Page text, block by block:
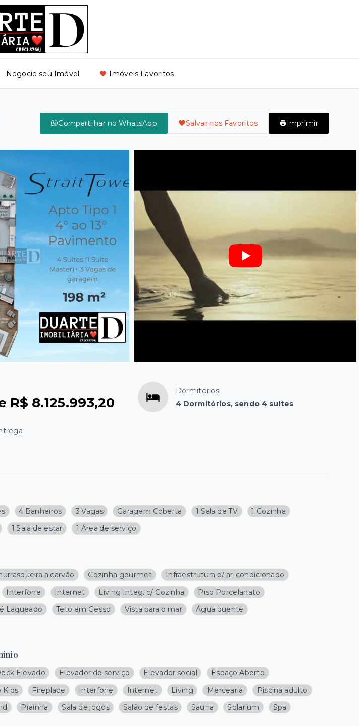
Negocie seu Imóvel Imóveis Favoritos
Compartilhar no WhatsApp Salvar nos Favoritos Imprimir
R$ 8.125.993,20
Dormitórios
4 Dormitórios, sendo 4 suítes
4 Banheiros 3 Vagas Garagem Coberta 1 Sala de TV
1 Cozinha
1 Sala de estar 1 Área de serviço
a carvão Cozinha gourmet
Infraestrutura p/ ar-condicionado
Interfone Internet Living Integ. c/ Cozinha
Piso Porcelanato
Laqueado Teto em Gesso Vista para o mar
Água quente
Elevado Elevador de serviço Elevador social
Espaço Aberto
Kids Fireplace Interfone Internet Living Mercearia
Piscina adulto
Prainha Sala de jogos Salão de festas Sauna Solarium Spa